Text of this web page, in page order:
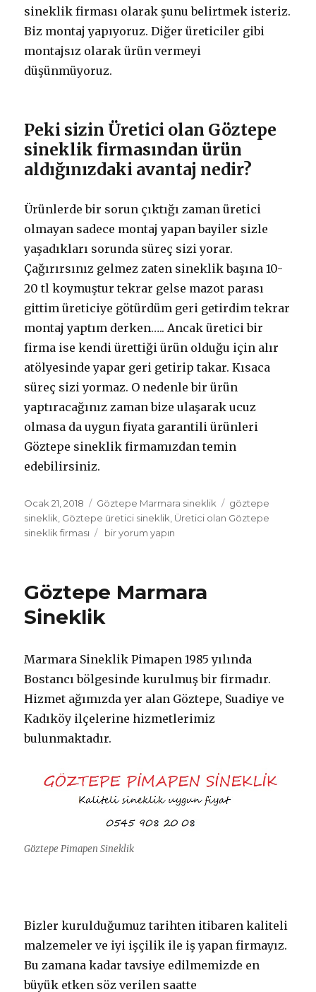
sineklik firması olarak şunu belirtmek isteriz.
Biz montaj yapıyoruz. Diğer üreticiler gibi
montajsız olarak ürün vermeyi
düşünmüyoruz.
Peki sizin Üretici olan Göztepe
sineklik firmasından ürün
aldığınızdaki avantaj nedir?
Ürünlerde bir sorun çıktığı zaman üretici
olmayan sadece montaj yapan bayiler sizle
yaşadıkları sorunda süreç sizi yorar.
Çağırırsınız gelmez zaten sineklik başına 10-
20 tl koymuştur tekrar gelse mazot parası
gittim üreticiye götürdüm geri getirdim tekrar
montaj yaptım derken….. Ancak üretici bir
firma ise kendi ürettiği ürün olduğu için alır
atölyesinde yapar geri getirip takar. Kısaca
süreç sizi yormaz. O nedenle bir ürün
yaptıracağınız zaman bize ulaşarak ucuz
olmasa da uygun fiyata garantili ürünleri
Göztepe sineklik firmamızdan temin
edebilirsiniz.
Yayın
tarihi
Ocak 21, 2018 Kategoriler
Göztepe Marmara sineklik Etiketler
göztepe
sineklik, Göztepe üretici sineklik, Üretici olan Göztepe
sineklik firması
Göztepe
firması
bir yorum yapın
Göztepe Marmara
Sineklik
Marmara Sineklik Pimapen 1985 yılında
Bostancı bölgesinde kurulmuş bir firmadır.
Hizmet ağımızda yer alan Göztepe, Suadiye ve
Kadıköy ilçelerine hizmetlerimiz
bulunmaktadır.
Göztepe Pimapen Sineklik
Bizler kurulduğumuz tarihten itibaren kaliteli
malzemeler ve iyi işçilik ile iş yapan firmayız.
Bu zamana kadar tavsiye edilmemizde en
büyük etken söz verilen saatte